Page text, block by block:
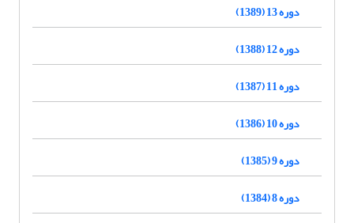
دوره 13 (1389)
دوره 12 (1388)
دوره 11 (1387)
دوره 10 (1386)
دوره 9 (1385)
دوره 8 (1384)